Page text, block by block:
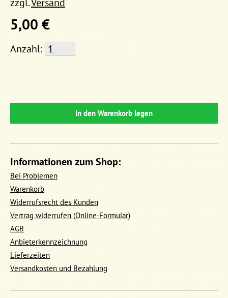
5,00 €
Anzahl:
In den Warenkorb legen
Informationen zum Shop:
Bei Problemen
Warenkorb
Widerrufsrecht des Kunden
Vertrag widerrufen (Online-Formular)
AGB
Anbieterkennzeichnung
Lieferzeiten
Versandkosten und Bezahlung